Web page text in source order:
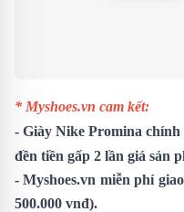
* Myshoes.vn cam kết:
- Giày Nike Promina chính
đền tiền gấp 2 lần giá sản
- Myshoes.vn miễn phí
500.000 vnđ).